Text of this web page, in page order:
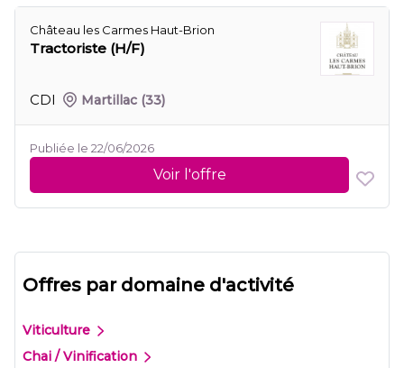
Château les Carmes Haut-Brion
Tractoriste (H/F)
CDI Martillac (33)
Publiée le 22/06/2026
Voir l'offre
Offres par domaine d'activité
Viticulture
Chai / Vinification